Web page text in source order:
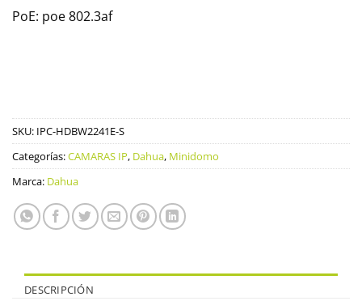
PoE: poe 802.3af
SKU: IPC-HDBW2241E-S
Categorías:CAMARAS IP, Dahua, Minidomo
Marca: Dahua
DESCRIPCIÓN